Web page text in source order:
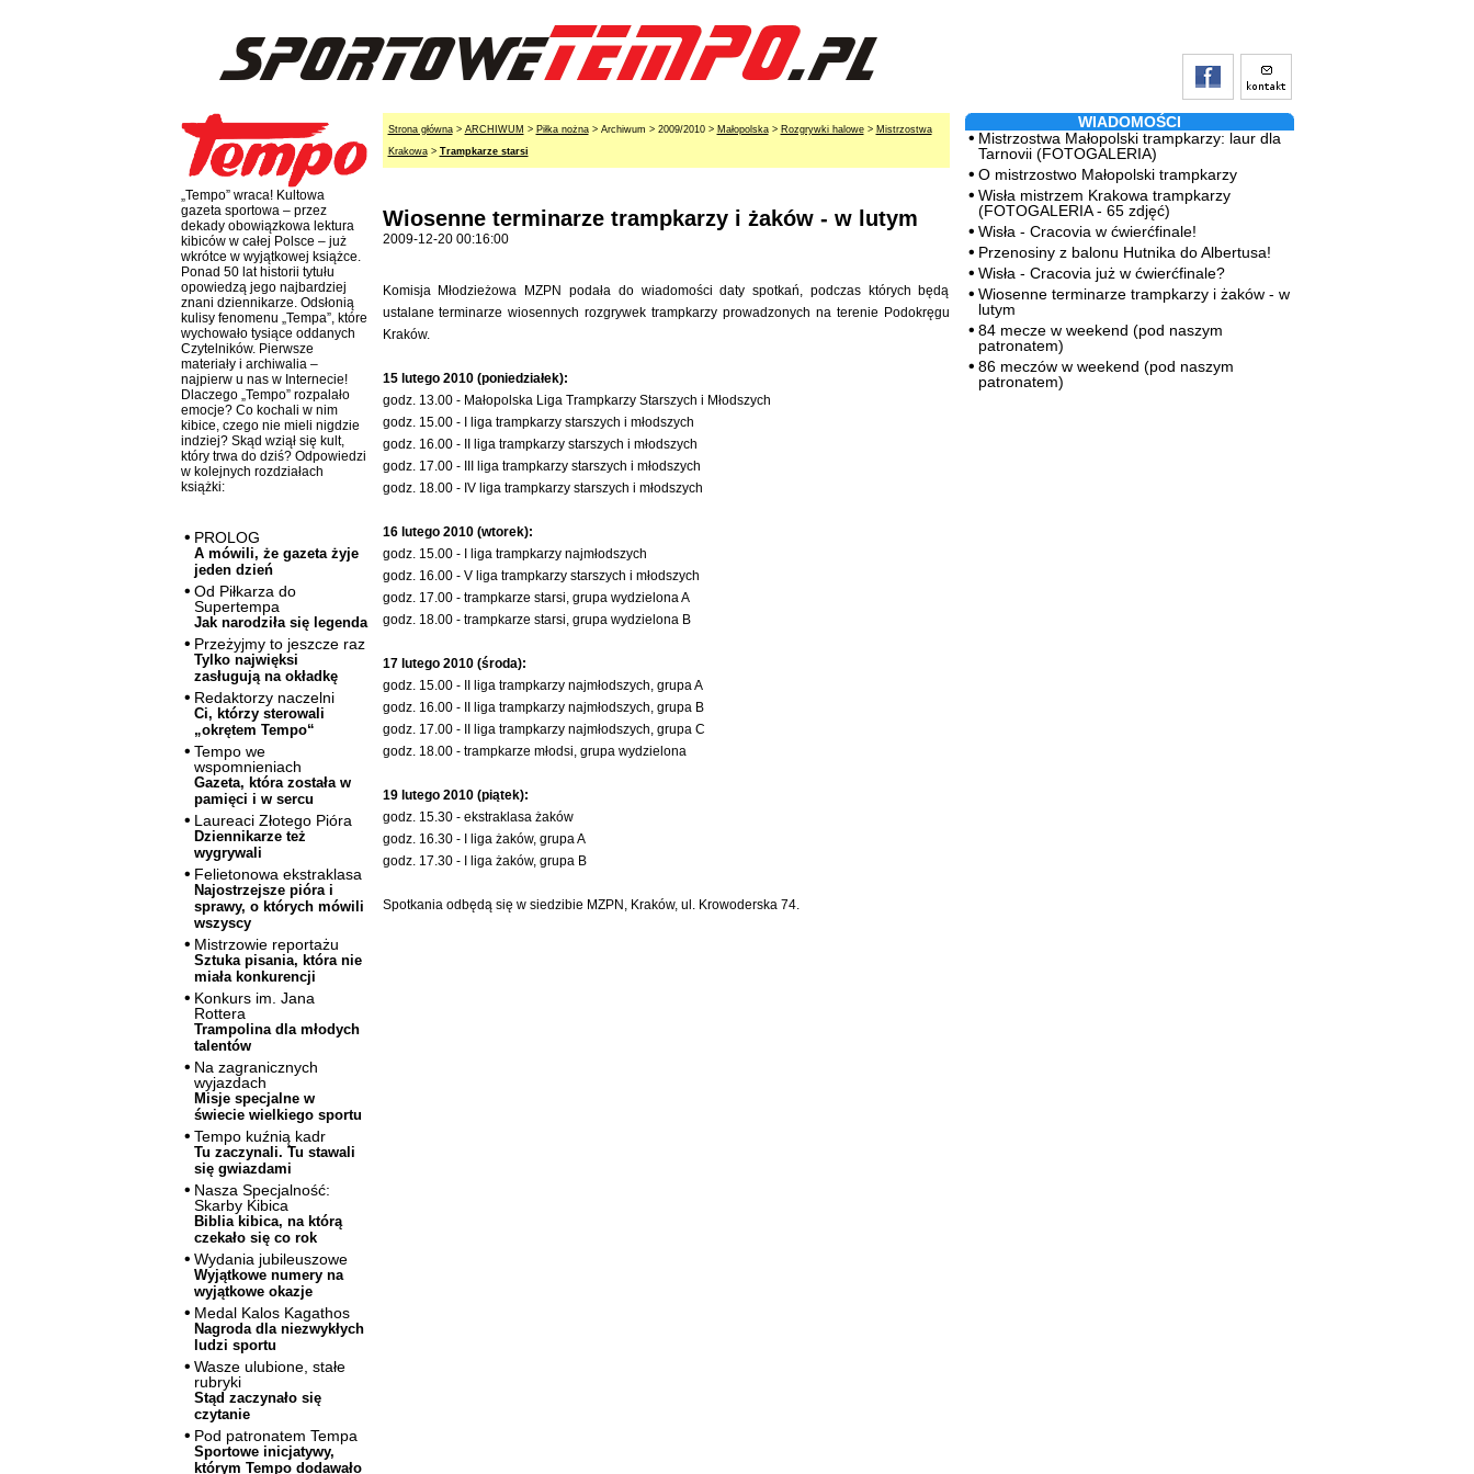
„Tempo” wraca! Kultowa
gazeta sportowa – przez
dekady obowiązkowa lektura
kibiców w całej Polsce – już
wkrótce w wyjątkowej książce.
Ponad 50 lat historii tytułu
opowiedzą jego najbardziej
znani dziennikarze. Odsłonią
kulisy fenomenu „Tempa”, które
wychowało tysiące oddanych
Czytelników. Pierwsze
materiały i archiwalia –
najpierw u nas w Internecie!
Dlaczego „Tempo” rozpalało
emocje? Co kochali w nim
kibice, czego nie mieli nigdzie
indziej? Skąd wziął się kult,
który trwa do dziś? Odpowiedzi
w kolejnych rozdziałach
książki:
PROLOG
A mówili, że gazeta żyje
jeden dzień
Od Piłkarza do
Supertempa
Jak narodziła się legenda
Przeżyjmy to jeszcze raz
Tylko najwięksi
zasługują na okładkę
Redaktorzy naczelni
Ci, którzy sterowali
„okrętem Tempo“
Tempo we
wspomnieniach
Gazeta, która została w
pamięci i w sercu
Laureaci Złotego Pióra
Dziennikarze też
wygrywali
Felietonowa ekstraklasa
Najostrzejsze pióra i
sprawy, o których mówili
wszyscy
Mistrzowie reportażu
Sztuka pisania, która nie
miała konkurencji
Konkurs im. Jana
Rottera
Trampolina dla młodych
talentów
Na zagranicznych
wyjazdach
Misje specjalne w
świecie wielkiego sportu
Tempo kuźnią kadr
Tu zaczynali. Tu stawali
się gwiazdami
Nasza Specjalność:
Skarby Kibica
Biblia kibica, na którą
czekało się co rok
Wydania jubileuszowe
Wyjątkowe numery na
wyjątkowe okazje
Medal Kalos Kagathos
Nagroda dla niezwykłych
ludzi sportu
Wasze ulubione, stałe
rubryki
Stąd zaczynało się
czytanie
Pod patronatem Tempa
Sportowe inicjatywy,
którym Tempo dodawało
Strona główna> ARCHIWUM > Piłka nożna> Archiwum > 2009/2010 > Małopolska> Rozgrywki halowe> Mistrzostwa
Krakowa> Trampkarze starsi
Wiosenne terminarze trampkarzy i żaków - w lutym
2009-12-20 00:16:00
Komisja Młodzieżowa MZPN podała do wiadomości daty spotkań, podczas których będą
ustalane terminarze wiosennych rozgrywek trampkarzy prowadzonych na terenie Podokręgu
Kraków.
15 lutego 2010 (poniedziałek):
godz. 13.00 - Małopolska Liga Trampkarzy Starszych i Młodszych
godz. 15.00 - I liga trampkarzy starszych i młodszych
godz. 16.00 - II liga trampkarzy starszych i młodszych
godz. 17.00 - III liga trampkarzy starszych i młodszych
godz. 18.00 - IV liga trampkarzy starszych i młodszych
16 lutego 2010 (wtorek):
godz. 15.00 - I liga trampkarzy najmłodszych
godz. 16.00 - V liga trampkarzy starszych i młodszych
godz. 17.00 - trampkarze starsi, grupa wydzielona A
godz. 18.00 - trampkarze starsi, grupa wydzielona B
17 lutego 2010 (środa):
godz. 15.00 - II liga trampkarzy najmłodszych, grupa A
godz. 16.00 - II liga trampkarzy najmłodszych, grupa B
godz. 17.00 - II liga trampkarzy najmłodszych, grupa C
godz. 18.00 - trampkarze młodsi, grupa wydzielona
19 lutego 2010 (piątek):
godz. 15.30 - ekstraklasa żaków
godz. 16.30 - I liga żaków, grupa A
godz. 17.30 - I liga żaków, grupa B
Spotkania odbędą się w siedzibie MZPN, Kraków, ul. Krowoderska 74.
WIADOMOŚCI
Mistrzostwa Małopolski trampkarzy: laur dla
Tarnovii (FOTOGALERIA)
O mistrzostwo Małopolski trampkarzy
Wisła mistrzem Krakowa trampkarzy
(FOTOGALERIA - 65 zdjęć)
Wisła - Cracovia w ćwierćfinale!
Przenosiny z balonu Hutnika do Albertusa!
Wisła - Cracovia już w ćwierćfinale?
Wiosenne terminarze trampkarzy i żaków - w
lutym
84 mecze w weekend (pod naszym
patronatem)
86 meczów w weekend (pod naszym
patronatem)